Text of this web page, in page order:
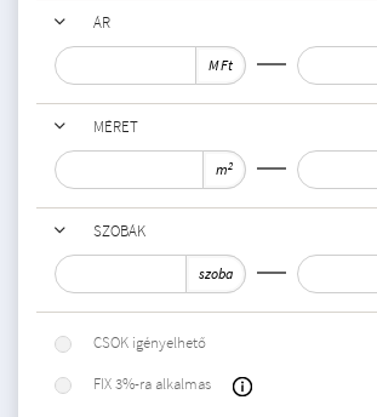
ÁR
M Ft
MÉRET
m2
SZOBÁK
szoba
CSOK igényelhető
FIX 3%-ra alkalmas